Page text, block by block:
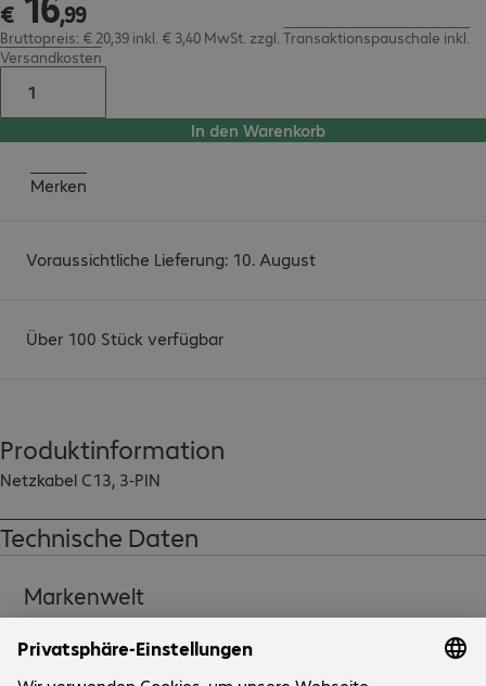
€ ,99
Bruttopreis: € 20,39 inkl. € 3,40 MwSt. zzgl. Transaktionspauschale inkl.
Versandkosten
In den Warenkorb
Merken
Voraussichtliche Lieferung: 10. August
Über 100 Stück verfügbar
Produktinformation
Netzkabel C13, 3-PIN
Technische Daten
Markenwelt